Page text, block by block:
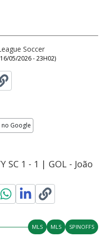
Soccer
16/05/2026 - 23H02)
Google
SC 1 - 1 | GOL - João
MLS MLS SPINOFFS